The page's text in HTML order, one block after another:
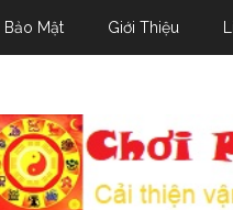
Bảo Mật Giới Thiệu